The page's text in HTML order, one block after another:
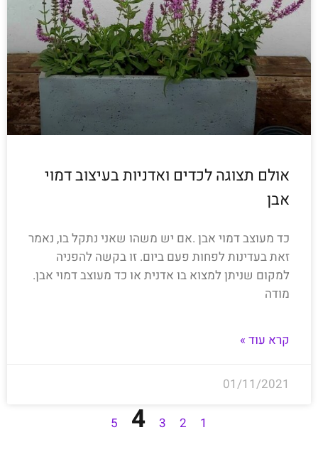
אולם תצוגה לכדים ואדניות בעיצוב דמוי
אבן
כד מעוצב דמוי אבן .אם יש משהו שאני נתקל בו, נאמר
זאת בעדינות לפחות פעם ביום. זו בקשה להפניה
למקום שניתן למצוא בו אדנית או כד מעוצב דמוי אבן.
מודה
קרא עוד »
01/11/2021
1
2
3
4
5